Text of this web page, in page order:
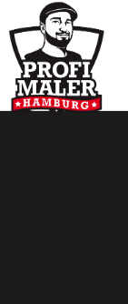
springen
Inhalt
springen